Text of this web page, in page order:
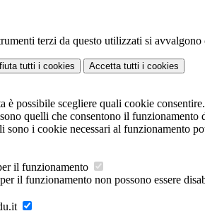
terzi da questo utilizzati si
tutti i cookies Accetta tutti i cookies
è possibile scegliere quali cookie consentire.
quelli che consentono il
sono i cookie necessari al funzionamento
il funzionamento
il funzionamento non possono essere